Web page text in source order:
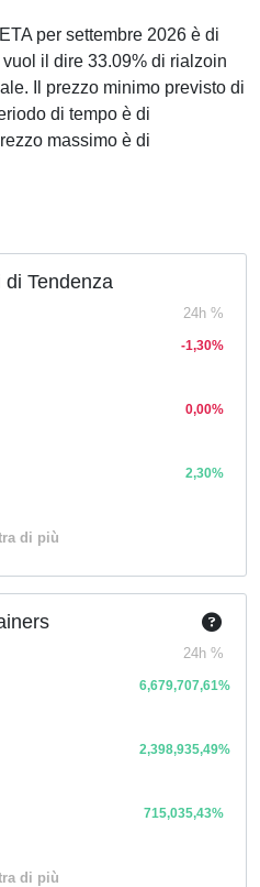
per settembre 2026 è di
il dire 33.09% di rialzoin
Il prezzo minimo previsto di
di tempo è di
massimo è di
di Tendenza
24h %
-1,30%
0,00%
2,30%
di più
24h %
6,679,707,61%
2,398,935,49%
715,035,43%
di più